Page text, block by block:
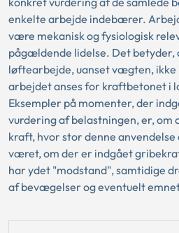
enkelte arbejde indebærer.
være mekanisk og fysiologisk
pågældende lidelse. Det betyder,
løftearbejde, uanset vægten,
arbejdet anses for kraftbetonet i
Eksempler på momenter, der
vurdering af belastningen, er,
kraft, hvor stor denne
været, om der er indgået
har ydet "modstand", samtidige
af bevægelser og eventuelt